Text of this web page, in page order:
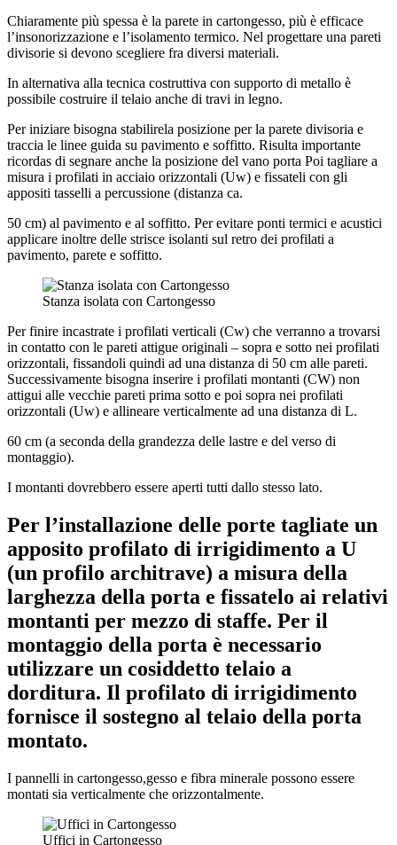
Chiaramente più spessa è la parete in cartongesso, più è efficace
l’insonorizzazione e l’isolamento termico. Nel progettare una pareti
divisorie si devono scegliere fra diversi materiali.
In alternativa alla tecnica costruttiva con supporto di metallo è
possibile costruire il telaio anche di travi in legno.
Per iniziare bisogna stabilirela posizione per la parete divisoria e
traccia le linee guida su pavimento e soffitto. Risulta importante
ricordas di segnare anche la posizione del vano porta Poi tagliare a
misura i profilati in acciaio orizzontali (Uw) e fissateli con gli
appositi tasselli a percussione (distanza ca.
50 cm) al pavimento e al soffitto. Per evitare ponti termici e acustici
applicare inoltre delle strisce isolanti sul retro dei profilati a
pavimento, parete e soffitto.
Stanza isolata con Cartongesso
Per finire incastrate i profilati verticali (Cw) che verranno a trovarsi
in contatto con le pareti attigue originali – sopra e sotto nei profilati
orizzontali, fissandoli quindi ad una distanza di 50 cm alle pareti.
Successivamente bisogna inserire i profilati montanti (CW) non
attigui alle vecchie pareti prima sotto e poi sopra nei profilati
orizzontali (Uw) e allineare verticalmente ad una distanza di L.
60 cm (a seconda della grandezza delle lastre e del verso di
montaggio).
I montanti dovrebbero essere aperti tutti dallo stesso lato.
Per l’installazione delle porte tagliate un
apposito profilato di irrigidimento a U
(un profilo architrave) a misura della
larghezza della porta e fissatelo ai relativi
montanti per mezzo di staffe. Per il
montaggio della porta è necessario
utilizzare un cosiddetto telaio a
dorditura. Il profilato di irrigidimento
fornisce il sostegno al telaio della porta
montato.
I pannelli in cartongesso,gesso e fibra minerale possono essere
montati sia verticalmente che orizzontalmente.
Uffici in Cartongesso